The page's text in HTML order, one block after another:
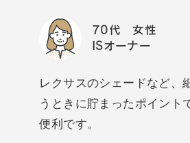
70代 女性
ISオーナー
レクサスのシェードなど、
うときに貯まったポイント
便利です。